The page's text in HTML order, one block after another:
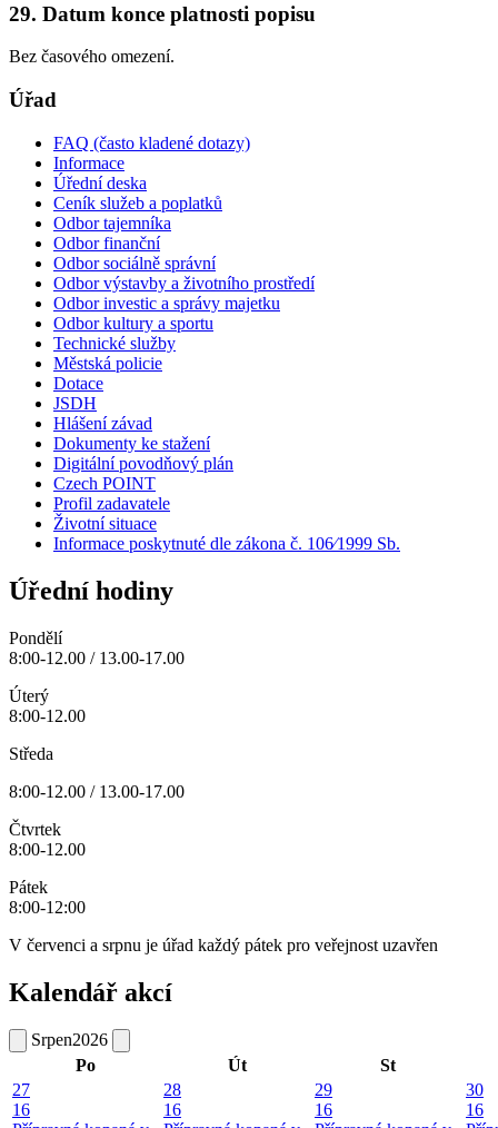
29. Datum konce platnosti popisu
Bez časového omezení.
Úřad
FAQ (často kladené dotazy)
Informace
Úřední deska
Ceník služeb a poplatků
Odbor tajemníka
Odbor finanční
Odbor sociálně správní
Odbor výstavby a životního prostředí
Odbor investic a správy majetku
Odbor kultury a sportu
Technické služby
Městská policie
Dotace
JSDH
Hlášení závad
Dokumenty ke stažení
Digitální povodňový plán
Czech POINT
Profil zadavatele
Životní situace
Informace poskytnuté dle zákona č. 106⁄1999 Sb.
Úřední hodiny
Pondělí
8:00-12.00 / 13.00-17.00
Úterý
8:00-12.00
Středa
8:00-12.00 / 13.00-17.00
Čtvrtek
8:00-12.00
Pátek
8:00-12:00
V červenci a srpnu je úřad každý pátek pro veřejnost uzavřen
Kalendář akcí
Srpen2026
Po
Út
St
27
16
28
16
29
16
30
16